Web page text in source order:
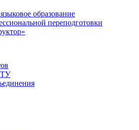
образование
переподготовки